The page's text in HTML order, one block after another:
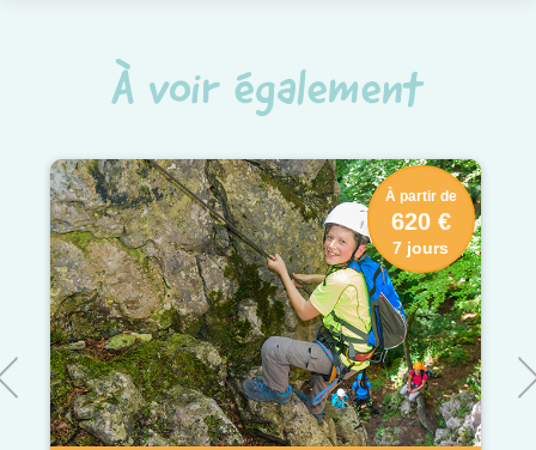
À voir également
À partir de
620 €
7 jours